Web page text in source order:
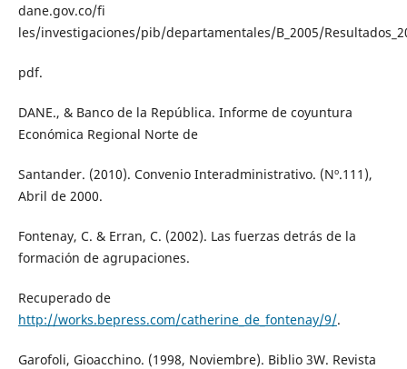
dane.gov.co/fi
les/investigaciones/pib/departamentales/B_2005/
pdf.
DANE., & Banco de la República. Informe de coyuntura
Económica Regional Norte de
Santander. (2010). Convenio Interadministrativo. (Nº.111),
Abril de 2000.
Fontenay, C. & Erran, C. (2002). Las fuerzas detrás de la
formación de agrupaciones.
Recuperado de
http://works.bepress.com/catherine_de_fontenay/9/.
Garofoli, Gioacchino. (1998, Noviembre). Biblio 3W. Revista